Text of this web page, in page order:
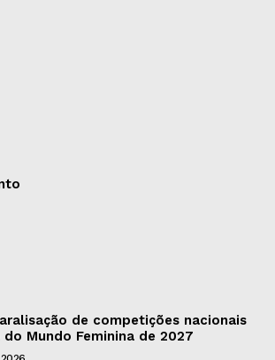
de competições nacionais
Mundo Feminina de 2027